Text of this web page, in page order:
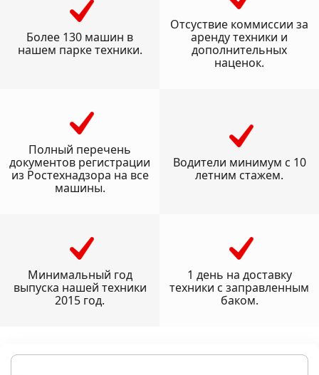
Более 130 машин в
нашем парке техники.
Отсуствие коммиссии за
аренду техники и
дополнительных
наценок.
Минимальный год
выпуска нашей техники
2015 год.
1 день на доставку
техники с заправленным
баком.
Полный перечень
документов регистрации
из Ростехнадзора на все
машины.
Водители минимум с 10
летним стажем.